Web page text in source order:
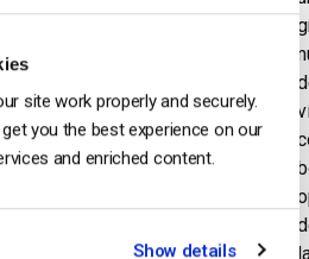
site work properly and securely.
you the best experience on our
and enriched content.
Show details